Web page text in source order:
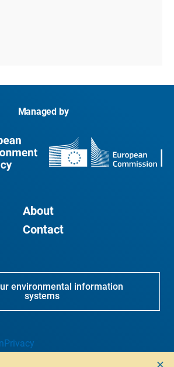
Managed by
About
Contact
environmental information
systems
Privacy